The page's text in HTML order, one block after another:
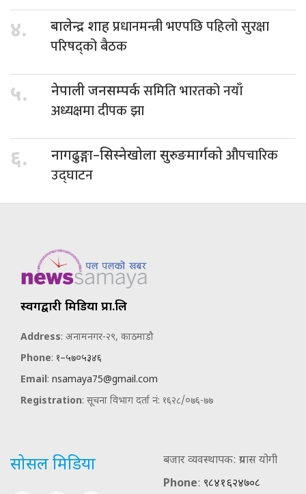
४. बालेन्द्र शाहप्रधानमन्त्री भएपछि पहिलो सुरक्षा
परिषद्को बैठक
५. नेपाली जनसम्पर्कसमिति भारतको नयाँ
अध्यक्षमा दीपक झा
६. नागढुङ्गा–सिस्नेखोला सुरुङमार्गकोऔपचारिक
उद्घाटन
स्वर्गद्वारी मिडिया प्रा.लि
Address: अनामनगर-२९, काठमाडौ
Phone: १–५७०५३४६
Email: nsamaya75@gmail.com
Registration: सूचना विभाग दर्ता नं: १६२८/०७६-७७
सोसल मिडिया
बजार व्यवस्थापक: प्रयास योगी
Phone: ९८४१६२४७०८